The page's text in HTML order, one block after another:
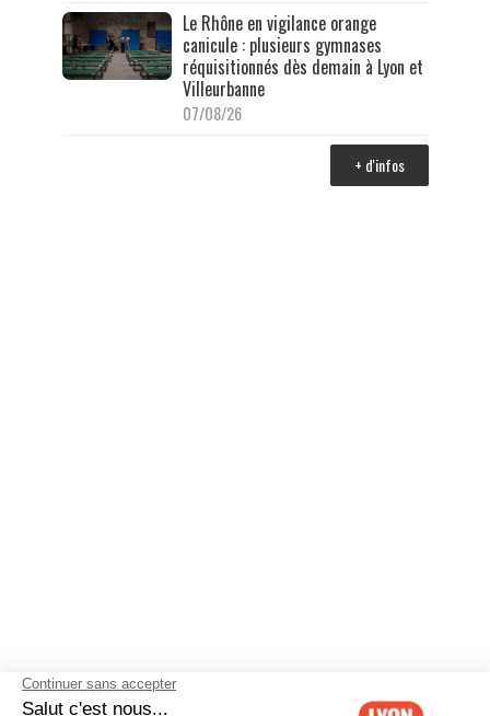
Le Rhône en vigilance orange
canicule : plusieurs gymnases
réquisitionnés dès demain à Lyon et
Villeurbanne
07/08/26
+ d'infos